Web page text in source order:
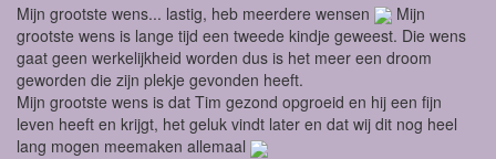
Mijn grootste wens... lastig, heb meerdere wensen
Mijn
grootste wens is lange tijd een tweede kindje geweest. Die wens
gaat geen werkelijkheid worden dus is het meer een droom
geworden die zijn plekje gevonden heeft.
Mijn grootste wens is dat Tim gezond opgroeid en hij een fijn
leven heeft en krijgt, het geluk vindt later en dat wij dit nog heel
lang mogen meemaken allemaal